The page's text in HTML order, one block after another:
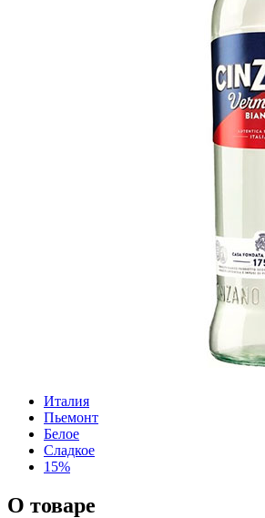
Италия
Пьемонт
Белое
Сладкое
15%
О товаре